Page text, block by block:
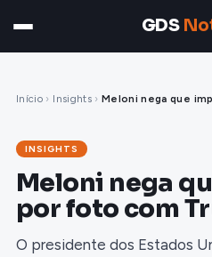
GDS
Início › Insights › Meloni nega que
INSIGHTS
Meloni nega
por foto com
O presidente dos Estados